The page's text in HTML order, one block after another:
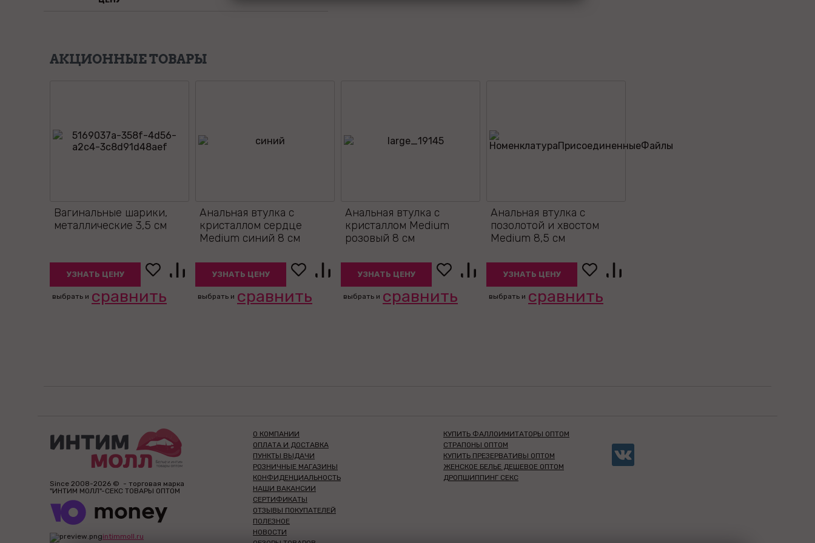
АКЦИОННЫЕ ТОВАРЫ
Вагинальные шарики,
металлические 3,5 см
УЗНАТЬ ЦЕНУ
выбрать и сравнить
Анальная втулка с
кристаллом сердце
Medium синий 8 см
УЗНАТЬ ЦЕНУ
выбрать и сравнить
Анальная втулка с
кристаллом Medium
розовый 8 см
УЗНАТЬ ЦЕНУ
выбрать и сравнить
Анальная втулка с
позолотой и хвостом
Medium 8,5 см
УЗНАТЬ ЦЕНУ
выбрать и сравнить
Since 2008-2026 © - торговая марка
"ИНТИМ МОЛЛ"-СЕКС ТОВАРЫ ОПТОМ
intimmoll.ru
О КОМПАНИИ
ОПЛАТА И ДОСТАВКА
ПУНКТЫ ВЫДАЧИ
РОЗНИЧНЫЕ МАГАЗИНЫ
КОНФИДЕНЦИАЛЬНОСТЬ
НАШИ ВАКАНСИИ
СЕРТИФИКАТЫ
ОТЗЫВЫ ПОКУПАТЕЛЕЙ
ПОЛЕЗНОЕ
НОВОСТИ
КУПИТЬ ФАЛЛОИМИТАТОРЫ ОПТОМ
СТРАПОНЫ ОПТОМ
КУПИТЬ ПРЕЗЕРВАТИВЫ ОПТОМ
ЖЕНСКОЕ БЕЛЬЕ ДЕШЕВОЕ ОПТОМ
ДРОПШИППИНГ СЕКС